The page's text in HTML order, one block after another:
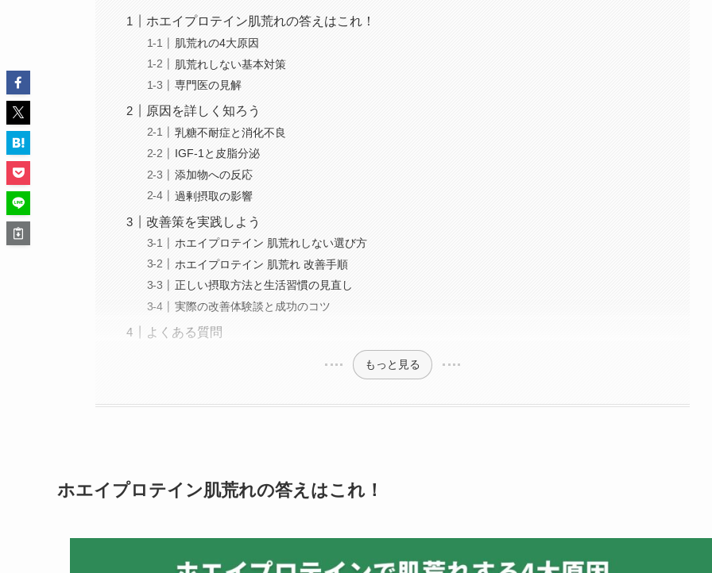
ホエイプロテイン肌荒れの答えはこれ！
肌荒れの4大原因
肌荒れしない基本対策
専門医の見解
原因を詳しく知ろう
乳糖不耐症と消化不良
IGF-1と皮脂分泌
添加物への反応
過剰摂取の影響
改善策を実践しよう
ホエイプロテイン 肌荒れしない選び方
ホエイプロテイン 肌荒れ 改善手順
正しい摂取方法と生活習慣の見直し
実際の改善体験談と成功のコツ
よくある質問
もっと見る
ホエイプロテイン肌荒れの答えはこれ！